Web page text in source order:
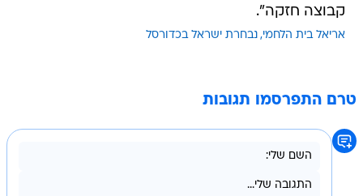
קבוצה חזקה".
אריאל בית הלחמי נבחרת ישראל בכדורסל
טרם התפרסמו תגובות